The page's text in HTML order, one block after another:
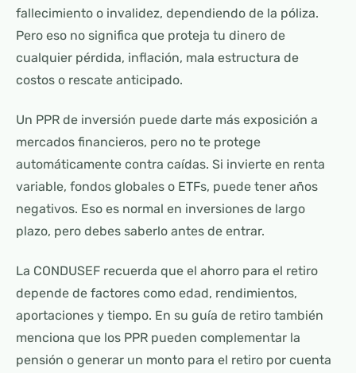
fallecimiento o invalidez, dependiendo de la póliza.
Pero eso no significa que proteja tu dinero de
cualquier pérdida, inflación, mala estructura de
costos o rescate anticipado.
Un PPR de inversión puede darte más exposición a
mercados financieros, pero no te protege
automáticamente contra caídas. Si invierte en renta
variable, fondos globales o ETFs, puede tener años
negativos. Eso es normal en inversiones de largo
plazo, pero debes saberlo antes de entrar.
La CONDUSEF recuerda que el ahorro para el retiro
depende de factores como edad, rendimientos,
aportaciones y tiempo. En su guía de retiro también
menciona que los PPR pueden complementar la
pensión o generar un monto para el retiro por cuenta